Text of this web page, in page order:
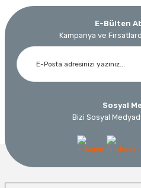
E-Bülten
Kampanya ve
Sosyal
Bizi Sosyal